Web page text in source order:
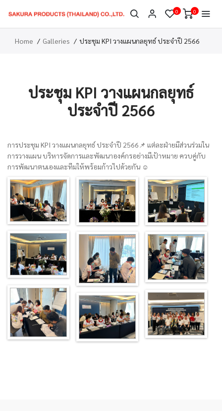
0 0
Home Galleries ประชุม KPI วางแผนกลยุทธ์ ประจำปี 2566
ประชุม KPI วางแผนกลยุทธ์
ประจำปี 2566
การประชุม KPI วางแผนกลยุทธ์ ประจำปี 2566📌 แต่ละฝ่ายมีส่วนร่วมใน
การวางแผน บริหารจัดการและพัฒนาองค์กรอย่างมีเป้าหมาย ควบคู่กับ
การพัฒนาตนเองและทีมให้พร้อมก้าวไปด้วยกัน ☺️